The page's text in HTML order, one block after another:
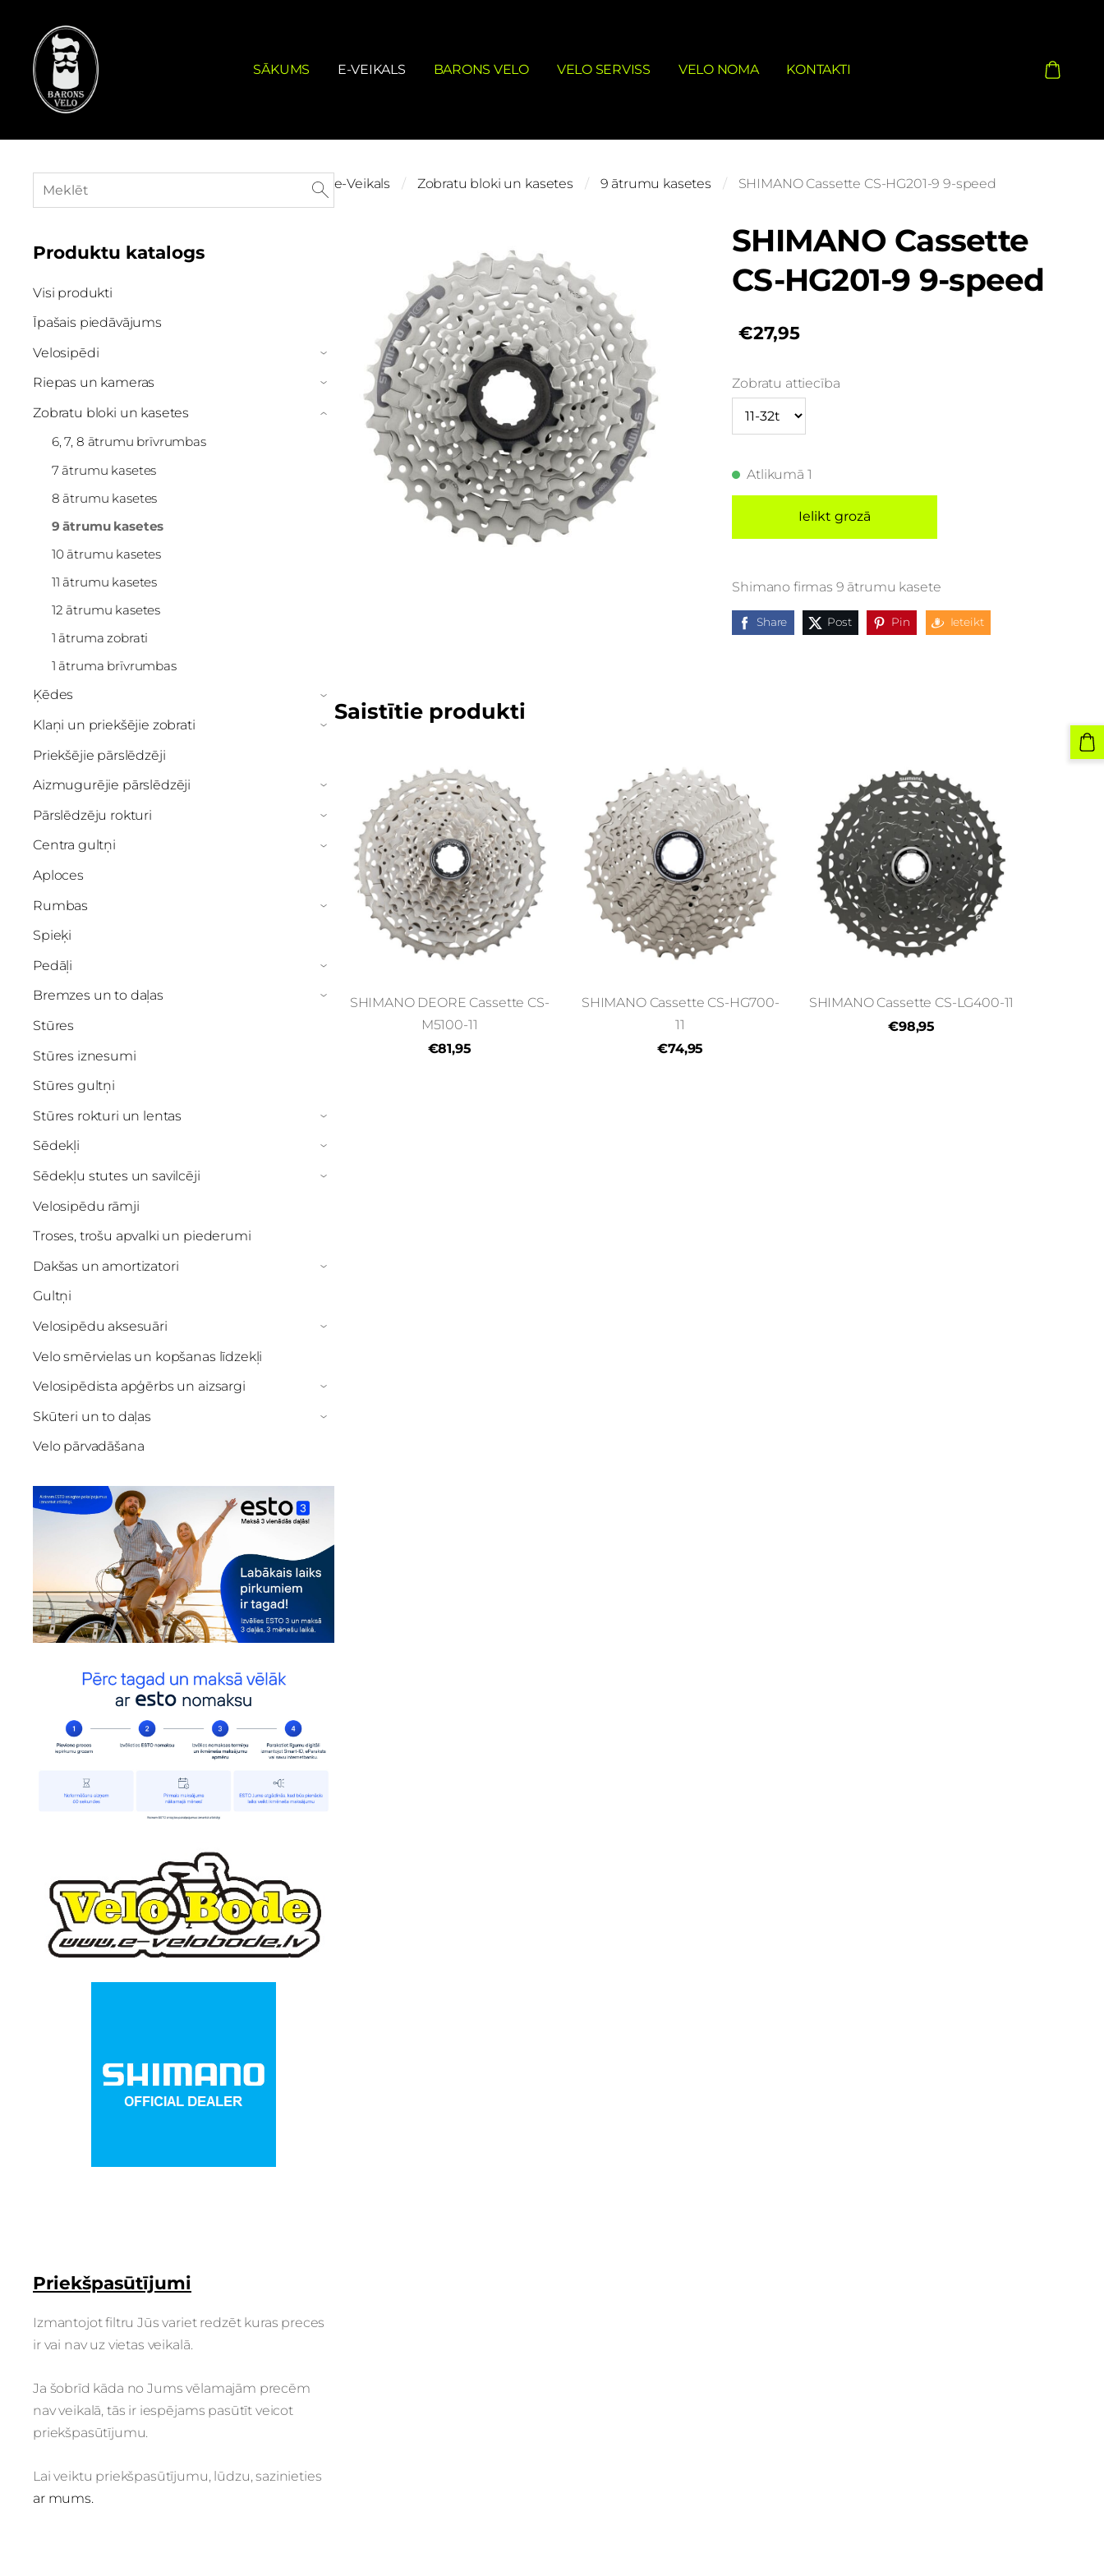
SĀKUMS E-VEIKALS BARONS VELO VELO SERVISS VELO NOMA KONTAKTI
Produktu katalogs
Visi produkti
Īpašais piedāvājums
Velosipēdi
›
Riepas un kameras ›
Zobratu bloki un kasetes
6, 7, 8 ātrumu brīvrumbas
7 ātrumu kasetes
8 ātrumu kasetes
9 ātrumu kasetes
10 ātrumu kasetes
11 ātrumu kasetes
12 ātrumu kasetes
1 ātruma zobrati
1 ātruma brīvrumbas
›
Ķēdes ›
Klaņi un priekšējie zobrati ›
Priekšējie pārslēdzēji
Aizmugurējie pārslēdzēji
›
Pārslēdzēju rokturi ›
Centra gultņi ›
Aploces
Rumbas
›
Spieķi
Pedāļi
›
Bremzes un to daļas ›
Stūres
Stūres iznesumi
Stūres gultņi
Stūres rokturi un lentas
›
Sēdekļi ›
Sēdekļu stutes un savilcēji ›
Velosipēdu rāmji
Troses, trošu apvalki un piederumi
Dakšas un amortizatori
›
Gultņi
Velosipēdu aksesuāri
›
Velo smērvielas un kopšanas līdzekļi
Velosipēdista apģērbs un aizsargi
›
Skūteri un to daļas ›
Velo pārvadāšana
Priekšpasūtījumi
Izmantojot filtru Jūs variet redzēt kuras preces
ir vai nav uz vietas veikalā.
Ja šobrīd kāda no Jums vēlamajām precēm
nav veikalā, tās ir iespējams pasūtīt veicot
priekšpasūtījumu.
Lai veiktu priekšpasūtījumu, lūdzu, sazinieties
ar mums.
e-Veikals Zobratu bloki un kasetes 9 ātrumu kasetes SHIMANO Cassette CS-HG201-9 9-speed
SHIMANO Cassette
CS-HG201-9 9-speed
€27,95
Zobratu attiecība
Atlikumā 1
Ielikt grozā
Shimano firmas 9 ātrumu kasete
Share Post Pin Ieteikt
Saistītie produkti
SHIMANO DEORE Cassette CS-
M5100-11
€81,95
SHIMANO Cassette CS-HG700-
11
€74,95
SHIMANO Cassette CS-LG400-11
€98,95